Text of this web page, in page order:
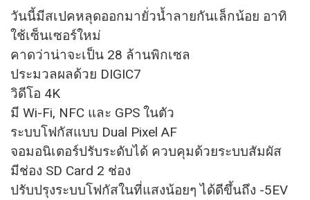
วันนี้มีสเปคหลุดออกมายั่วน้ำลายกันเล็กน้อย อาทิ
ใช้เซ็นเซอร์ใหม่
คาดว่าน่าจะเป็น 28 ล้านพิกเซล
ประมวลผลด้วย DIGIC7
วิดีโอ 4K
มี Wi-Fi, NFC และ GPS ในตัว
ระบบโฟกัสแบบ Dual Pixel AF
จอมอนิเตอร์ปรับระดับได้ ควบคุมด้วยระบบสัมผัส
มีช่อง SD Card 2 ช่อง
ปรับปรุงระบบโฟกัสในที่แสงน้อยๆ ได้ดีขึ้นถึง -5EV